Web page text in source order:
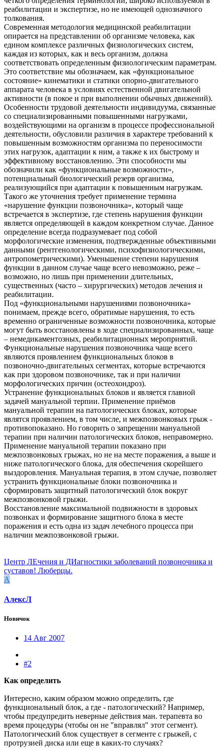
реабилитации и экспертизе, но не имеющей однозначного
толкования.
Современная методология медицинской реабилитации
опирается на представлении об организме человека, как
едином комплексе различных физиологических систем,
каждая из которых, как и весь организм, должна
соответствовать определенным физиологическим параметрам.
Это соответствие мы обозначаем, как «функциональное
состояние» кинематики и статики опорно-двигательного
аппарата человека в условиях естественной двигательной
активности (в покое и при выполнении обычных движений).
Особенности трудовой деятельности индивидуума, связанные
со специализированными повышенными нагрузками,
воздействующими на организм в процессе профессиональной
деятельности, обусловили различия в характере требований к
повышенным возможностям организма по переносимости
этих нагрузок, адаптации к ним, а также к их быстрому и
эффективному восстановлению. Эти способности мы
обозначили как «функциональные возможности»,
потенциальный биологический резерв организма,
реализующийся при адаптации к повышенным нагрузкам.
Такого же уточнения требует применение термина
«нарушение функции позвоночника», который чаще
встречается в экспертизе, где степень нарушения функции
является определяющей в каждом конкретном случае. Данное
определение всегда подразумевает под собой
морфологические изменения, подтвержденные объективными
данными (рентгенологическими, психофизиологическими,
антропометрическими). Уменьшение степени нарушения
функции в данном случае чаще всего невозможно, реже –
возможно, но лишь при применении длительных,
существенных (часто – хирургических) методов лечения и
реабилитации.
Под «функциональными нарушениями позвоночника»
понимаем, прежде всего, обратимые нарушения, то есть
временно ограниченные возможности позвоночника, которые
могут быть восстановлены в ходе специализированных, чаще
– немедикаментозных, реабилитационных мероприятий.
Функциональные нарушения позвоночника чаще всего
являются проявлением функциональных блоков в
позвоночно-двигательных сегментах, которые встречаются
как при здоровом позвоночнике, так и при наличии
морфологических причин (остеохондроз).
Устранение функциональных блоков и является главной
задачей мануальной терпии. Применение приёмов
мануальной терапии на патологических блоках, которые
являтся проявлением, в том числе, и межпозвонковых грыж -
противопоказано. Но говорить о запрещении мануальной
терапии при наличии патологических блоков, неправомерно.
Применение мануальной терапии показано при
межпозвонковых грыжах, но не на месте поражения, а выше и
ниже патологического блока, для обеспечения скорейшего
выздоровления. Мануальная терапия, в этом случае, позволяет
устранить функциональные блоки позвоночника и
сформировать защитный патологический блок вокруг
межпозвонковой грыжи.
Восстановление максимальной подвижности в здоровых
позвонках и формирование защитного блока в месте
поражения и есть одна из задач лечебного процесса при
наличии межпозвонковой грыжи.
Центр ЛЕчения и ДИагностики заболеваний позвоночника и
суставов! Люберцы.
А
АлексЛ
Новичок
14 Авг 2007
#2
Как определить
Интересно, каким образом можно определить, где
функциональный блок, а где - патологический? Например,
чтобы предупредить неверные действия ман. терапевта во
время процедуры (чтобы он не "вправлял" этот сегмент).
Патологический блок существует в сегменте с грыжей, с
протрузией диска или еще в каких-то случаях?